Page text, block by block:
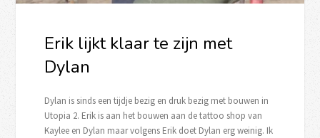
Erik lijkt klaar te zijn met
Dylan
Dylan is sinds een tijdje bezig en druk bezig met bouwen in
Utopia 2. Erik is aan het bouwen aan de tattoo shop van
Kaylee en Dylan maar volgens Erik doet Dylan erg weinig. Ik